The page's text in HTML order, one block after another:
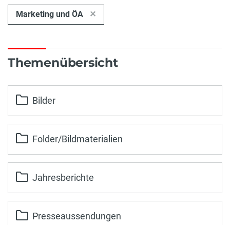
Marketing und ÖA
Themenübersicht
Bilder
Folder/Bildmaterialien
Jahresberichte
Presseaussendungen